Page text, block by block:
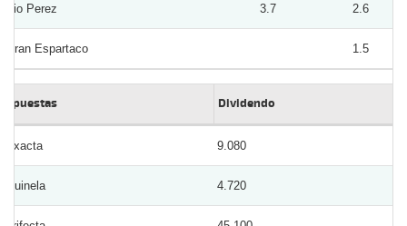
Rio Perez 3.7 2.6
Gran Espartaco 1.5
Apuestas Dividendo
Exacta 9.080
Quinela 4.720